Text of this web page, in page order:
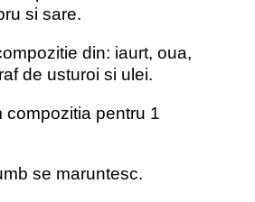
si sare.
din: iaurt, oua,
de usturoi si ulei.
compozitia pentru 1
se maruntesc.